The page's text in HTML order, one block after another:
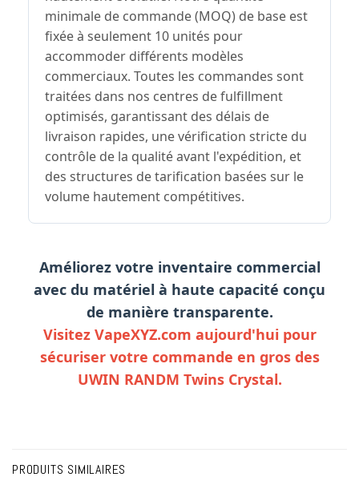
minimale de commande (MOQ) de base est
fixée à seulement 10 unités pour
accommoder différents modèles
commerciaux. Toutes les commandes sont
traitées dans nos centres de fulfillment
optimisés, garantissant des délais de
livraison rapides, une vérification stricte du
contrôle de la qualité avant l'expédition, et
des structures de tarification basées sur le
volume hautement compétitives.
Améliorez votre inventaire commercial
avec du matériel à haute capacité conçu
de manière transparente.
Visitez VapeXYZ.com aujourd'hui pour
sécuriser votre commande en gros des
UWIN RANDM Twins Crystal.
PRODUITS SIMILAIRES